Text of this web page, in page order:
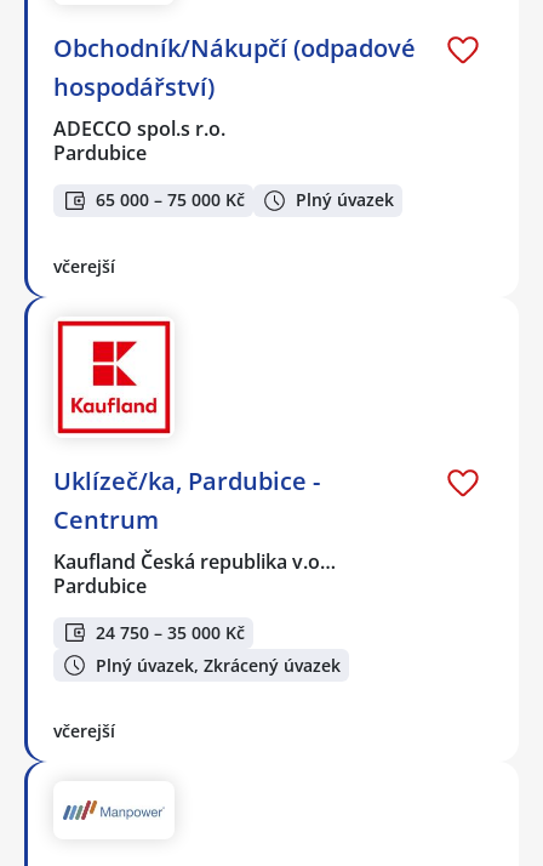
Obchodník/Nákupčí (odpadové
hospodářství)
ADECCO spol.s r.o.
Pardubice
65 000 – 75 000 Kč Plný úvazek
včerejší
Uklízeč/ka, Pardubice -
Centrum
Kaufland Česká republika v.o…
Pardubice
24 750 – 35 000 Kč
Plný úvazek, Zkrácený úvazek
včerejší